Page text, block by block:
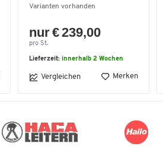
Varianten vorhanden
nur € 239,00
pro St.
Lieferzeit: innerhalb 2 Wochen
Vergleichen Merken